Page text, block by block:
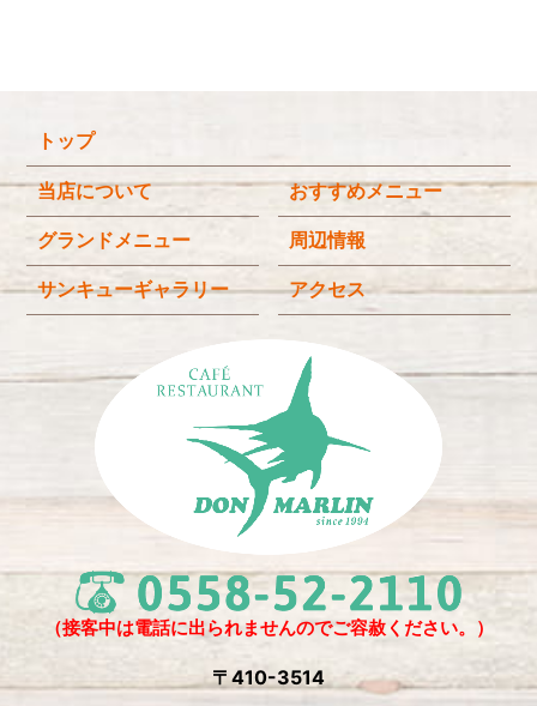
2025年9月(3)
2025年8月(4)
(4)
2025年6月(3)
2025年4月
(2)
2025年3月
(2)
2025年2月
(6)
2024年12月
(1)
2024年11月
2024年10月(1)
2024年9月(5)
トップ
当店について おすすめメニュー
グランドメニュー 周辺情報
サンキューギャラリー アクセス
（接客中は電話に出られませんのでご容赦ください。）
〒410-3514